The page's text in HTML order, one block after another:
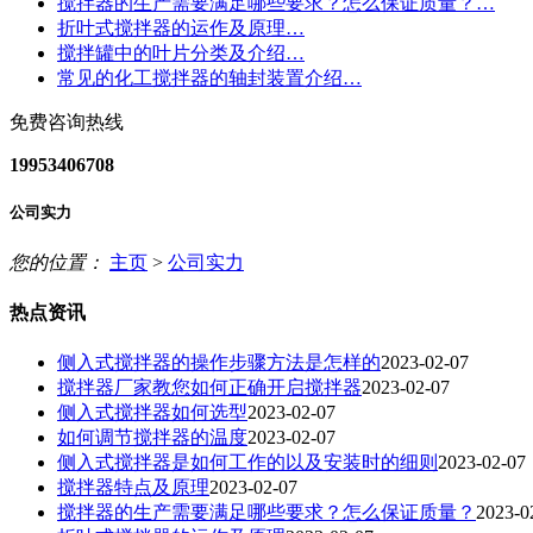
折叶式搅拌器的运作及原理…
搅拌罐中的叶片分类及介绍…
常见的化工搅拌器的轴封装置介绍…
免费咨询热线
19953406708
公司实力
您的位置： 主页 > 公司实力
热点资讯
侧入式搅拌器的操作步骤方法是怎样的2023-02-07
搅拌器厂家教您如何正确开启搅拌器2023-02-07
侧入式搅拌器如何选型2023-02-07
如何调节搅拌器的温度2023-02-07
侧入式搅拌器是如何工作的以及安装时的细则 2023-02-07
搅拌器特点及原理2023-02-07
搅拌器的生产需要满足哪些要求？怎么保证质量？ 2023-